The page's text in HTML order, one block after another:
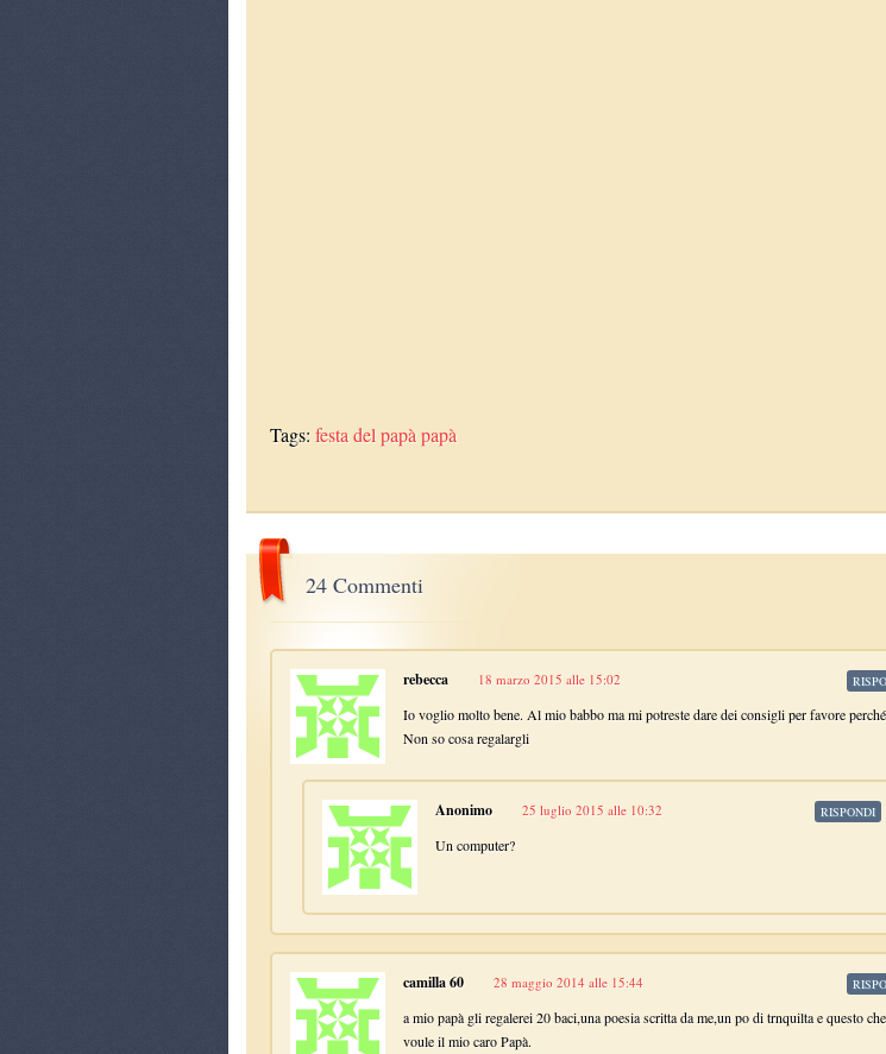
Tags:festa del papàpapà
24 Commenti
rebecca 18 marzo 2015 alle 15:02
Io voglio molto bene. Al mio babbo ma mi potreste dare dei consigli per favore
Non so cosa regalargli
Anonimo 25 luglio 2015 alle 10:32
Un computer?
RISPONDI
camilla 60 28 maggio 2014 alle 15:44
a mio papà gli regalerei 20 baci,una poesia scritta da me,un po di trnquilta e questo che
voule il mio caro Papà.